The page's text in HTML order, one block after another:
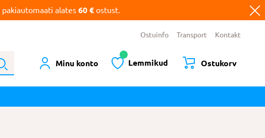
pakiautomaati alates 60 € ostust.
Ostuinfo Transport Kontakt
Minu konto Lemmikud Ostukorv